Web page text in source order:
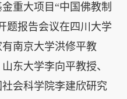
重大项目“中国佛教制
题报告会议在四川大学
南京大学洪修平教
东大学李向平教授、
会科学院李建欣研究